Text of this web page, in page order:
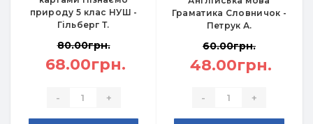
природу 5 клас НУШ -
Гільберг Т.
80.00грн.
68.00грн.
- +
Граматика Словничок -
Петрук А.
60.00грн.
48.00грн.
- +